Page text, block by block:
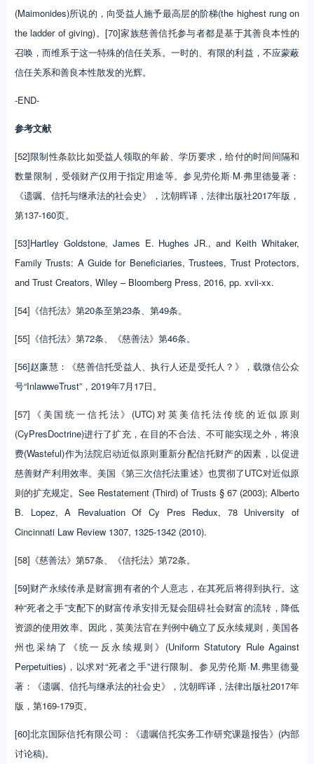
(Maimonides)所说的，向受益人施予最高层的阶梯(the highest rung on
the ladder of giving)。[70]家族慈善信托参与者都是基于其善良本性的
召唤，而维系于这一特殊的信任关系。一时的、有限的利益，不应蒙蔽
信任关系和善良本性散发的光辉。
-END-
参考文献
[52]限制性条款比如受益人领取的年龄、学历要求，给付的时间间隔和
数量限制，受领财产仅用于指定用途等。参见劳伦斯·M·弗里德曼著：
《遗嘱、信托与继承法的社会史》，沈朝晖译，法律出版社2017年版，
第137-160页。
[53]Hartley Goldstone, James E. Hughes JR., and Keith Whitaker,
Family Trusts: A Guide for Beneficiaries, Trustees, Trust Protectors,
and Trust Creators, Wiley – Bloomberg Press, 2016, pp. xvii-xx.
[54]《信托法》第20条至第23条、第49条。
[55]《信托法》第72条、《慈善法》第46条。
[56]赵廉慧：《慈善信托受益人、执行人还是受托人？》，载微信公众
号“InlawweTrust”，2019年7月17日。
[57]《美国统一信托法》(UTC)对英美信托法传统的近似原则
(CyPresDoctrine)进行了扩充，在目的不合法、不可能实现之外，将浪
费(Wasteful)作为法院启动近似原则重新分配信托财产的因素，以促进
慈善财产利用效率。美国《第三次信托法重述》也贯彻了UTC对近似原
则的扩充规定。See Restatement (Third) of Trusts § 67 (2003); Alberto
B. Lopez, A Revaluation Of Cy Pres Redux, 78 University of
Cincinnati Law Review 1307, 1325-1342 (2010).
[58]《慈善法》第57条、《信托法》第72条。
[59]财产永续传承是财富拥有者的个人意志，在其死后将得到执行。这
种“死者之手”支配下的财富传承安排无疑会阻碍社会财富的流转，降低
资源的使用效率。因此，英美法官在判例中确立了反永续规则，美国各
州也采纳了《统一反永续规则》(Uniform Statutory Rule Against
Perpetuities)，以求对“死者之手”进行限制。参见劳伦斯·M.弗里德曼
著：《遗嘱、信托与继承法的社会史》，沈朝晖译，法律出版社2017年
版，第169-179页。
[60]北京国际信托有限公司：《遗嘱信托实务工作研究课题报告》(内部
讨论稿)。